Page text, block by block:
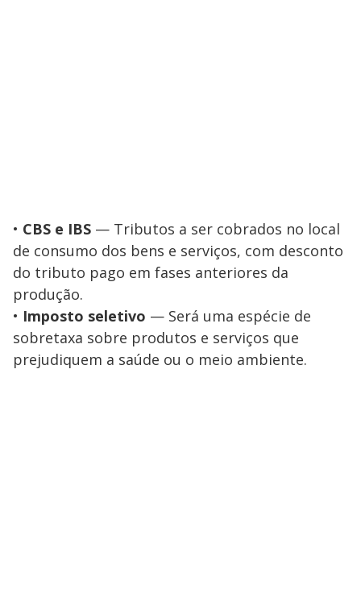
• CBS e IBS — Tributos a ser cobrados no local
de consumo dos bens e serviços, com desconto
do tributo pago em fases anteriores da
produção.
• Imposto seletivo — Será uma espécie de
sobretaxa sobre produtos e serviços que
prejudiquem a saúde ou o meio ambiente.